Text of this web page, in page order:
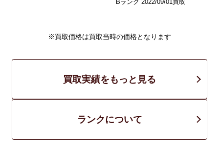
Bランク 2022/09/01買取
※買取価格は買取当時の価格となります
買取実績をもっと見る
ランクについて